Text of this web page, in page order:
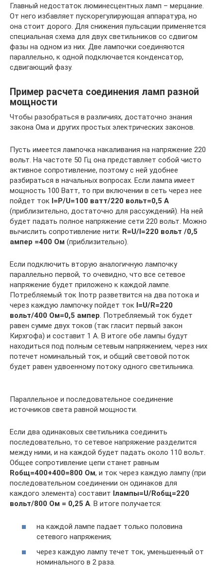
Главный недостаток люминесцентных ламп – мерцание.
От него избавляет пускорегулирующая аппаратура, но
она стоит дорого. Для снижения пульсации применяется
специальная схема для двух светильников со сдвигом
фазы на одном из них. Две лампочки соединяются
параллельно, к одной подключается конденсатор,
сдвигающий фазу.
Пример расчета соединения ламп разной
мощности
Чтобы разобраться в различиях, достаточно знания
закона Ома и других простых электрических законов.
Пусть имеется лампочка накаливания на напряжение 220
вольт. На частоте 50 Гц она представляет собой чисто
активное сопротивление, поэтому с ней удобнее
разбираться в начальных вопросах. Если лампа имеет
мощность 100 Ватт, то при включении в сеть через нее
пойдет ток I=P/U=100 ватт/220 вольт=0,5 А
(приблизительно, достаточно для рассуждений). На ней
будет падать полное напряжение сети 220 вольт. Можно
вычислить сопротивление нити: R=U/I=220 вольт /0,5
ампер =400 Ом (приблизительно).
Если подключить вторую аналогичную лампочку
параллельно первой, то очевидно, что все сетевое
напряжение будет приложено к каждой лампе.
Потребляемый ток Iпотр разветвится на два потока и
через каждую лампочку пойдет ток I=U/R=220
вольт/400 Ом=0,5 ампер. Потребляемый ток будет
равен сумме двух токов (так гласит первый закон
Кирхгофа) и составит 1 А. В итоге обе лампы будут
находиться под полным сетевым напряжением, через них
потечет номинальный ток, и общий световой поток
будет равен удвоенному потоку одного светильника.
Параллельное и последовательное соединение
источников света равной мощности.
Если два одинаковых светильника соединить
последовательно, то сетевое напряжение разделится
между ними, и на каждой будет падать около 110 вольт.
Общее сопротивление цепи станет равным
Rобщ=400+400=800 Ом, и ток через каждую лампу (при
последовательном соединении он одинаков для
каждого элемента) составит Iлампы=U/Rобщ=220
вольт/800 Ом = 0,25 А. В итоге получается:
на каждой лампе падает только половина
сетевого напряжения;
через каждую лампу течет ток, уменьшенный от
номинального в 2 раза.